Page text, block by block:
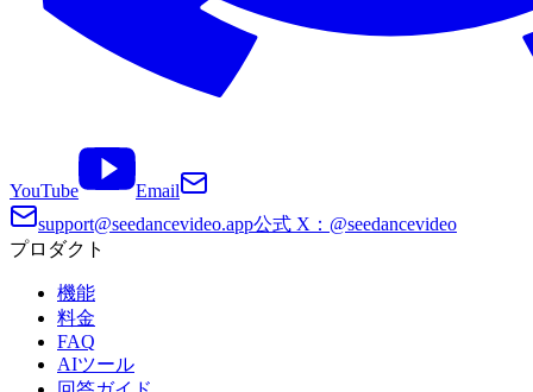
YouTube
Email
support@seedancevideo.app公式 X：@seedancevideo
プロダクト
機能
料金
FAQ
AIツール